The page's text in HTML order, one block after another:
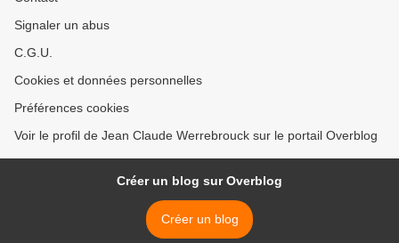
Signaler un abus
C.G.U.
Cookies et données personnelles
Préférences cookies
Voir le profil de Jean Claude Werrebrouck sur le portail Overblog
Créer un blog sur Overblog
Créer un blog